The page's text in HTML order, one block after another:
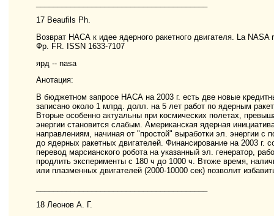
17 Beaufils Ph.
Возврат НАСА к идее ядерного ракетного двигателя. La
Фр. FR. ISSN 1633-7107
ярд -- nasa
Анотация:
В бюджетном запросе НАСА на 2003 г. есть две новые
записано около 1 млрд. долл. на 5 лет работ по ядерным
Вторые особенно актуальны при космических полетах,
энергии становится слабым. Американская ядерная
направлениям, начиная от "простой" выработки эл. энергии с
до ядерных ракетных двигателей. Финансирование на 2003 г.
перевод марсианского робота на указанный эл. генератор,
продлить эксперименты с 180 ч до 1000 ч. Втоже время,
или плазменных двигателей (2000-10000 сек) позволит
18 Леонов А. Г.